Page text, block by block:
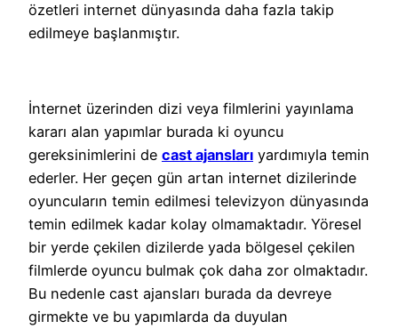
özetleri internet dünyasında daha fazla takip
edilmeye başlanmıştır.
İnternet üzerinden dizi veya filmlerini yayınlama
kararı alan yapımlar burada ki oyuncu
gereksinimlerini de cast ajansları yardımıyla temin
ederler. Her geçen gün artan internet dizilerinde
oyuncuların temin edilmesi televizyon dünyasında
temin edilmek kadar kolay olmamaktadır. Yöresel
bir yerde çekilen dizilerde yada bölgesel çekilen
filmlerde oyuncu bulmak çok daha zor olmaktadır.
Bu nedenle cast ajansları burada da devreye
girmekte ve bu yapımlarda da duyulan